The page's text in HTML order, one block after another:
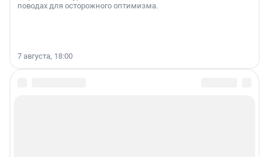
поводах для осторожного оптимизма.
7 августа, 18:00